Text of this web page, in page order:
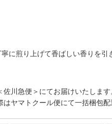
に煎り上げて香ばしい香りを
川急便＞にてお届けいたします
ヤマトクール便にて一括梱包配